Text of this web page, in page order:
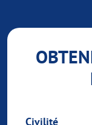
Civilité